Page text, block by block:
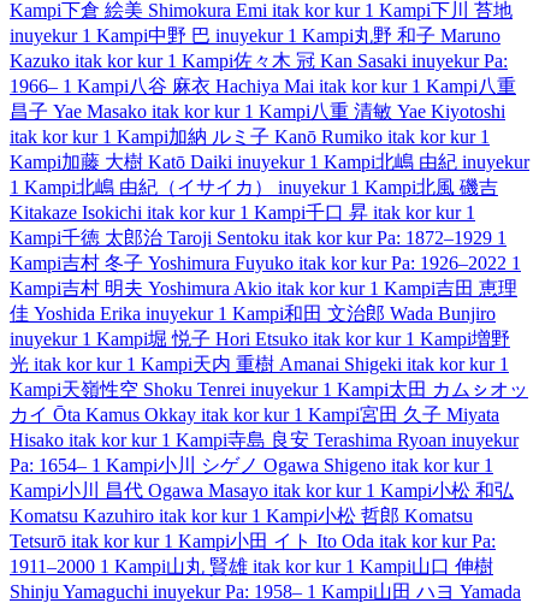
Kampi下倉 絵美 Shimokura Emi itak kor kur 1 Kampi下川 苔地
inuyekur 1 Kampi中野 巴 inuyekur 1 Kampi丸野 和子 Maruno
Kazuko itak kor kur 1 Kampi佐々木 冠 Kan Sasaki inuyekur Pa:
1966– 1 Kampi八谷 麻衣 Hachiya Mai itak kor kur 1 Kampi八重
昌子 Yae Masako itak kor kur 1 Kampi八重 清敏 Yae Kiyotoshi
itak kor kur 1 Kampi加納 ルミ子 Kanō Rumiko itak kor kur 1
Kampi加藤 大樹 Katō Daiki inuyekur 1 Kampi北嶋 由紀 inuyekur
1 Kampi北嶋 由紀（イサイカ） inuyekur 1 Kampi北風 磯吉
Kitakaze Isokichi itak kor kur 1 Kampi千口 昇 itak kor kur 1
Kampi千徳 太郎治 Taroji Sentoku itak kor kur Pa: 1872–1929 1
Kampi吉村 冬子 Yoshimura Fuyuko itak kor kur Pa: 1926–2022 1
Kampi吉村 明夫 Yoshimura Akio itak kor kur 1 Kampi吉田 恵理
佳 Yoshida Erika inuyekur 1 Kampi和田 文治郎 Wada Bunjiro
inuyekur 1 Kampi堀 悦子 Hori Etsuko itak kor kur 1 Kampi増野
光 itak kor kur 1 Kampi天内 重樹 Amanai Shigeki itak kor kur 1
Kampi天嶺性空 Shoku Tenrei inuyekur 1 Kampi太田 カムㇱオッ
カイ Ōta Kamus Okkay itak kor kur 1 Kampi宮田 久子 Miyata
Hisako itak kor kur 1 Kampi寺島 良安 Terashima Ryoan inuyekur
Pa: 1654– 1 Kampi小川 シゲノ Ogawa Shigeno itak kor kur 1
Kampi小川 昌代 Ogawa Masayo itak kor kur 1 Kampi小松 和弘
Komatsu Kazuhiro itak kor kur 1 Kampi小松 哲郎 Komatsu
Tetsurō itak kor kur 1 Kampi小田 イト Ito Oda itak kor kur Pa:
1911–2000 1 Kampi山丸 賢雄 itak kor kur 1 Kampi山口 伸樹
Shinju Yamaguchi inuyekur Pa: 1958– 1 Kampi山田 ハヨ Yamada